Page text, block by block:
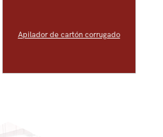
Apilador de cartón corrugado